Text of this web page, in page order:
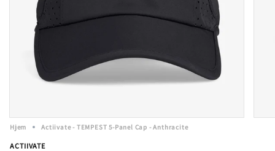
Hjem Actiivate - TEMPEST 5-Panel Cap - Anthracite
ACTIIVATE